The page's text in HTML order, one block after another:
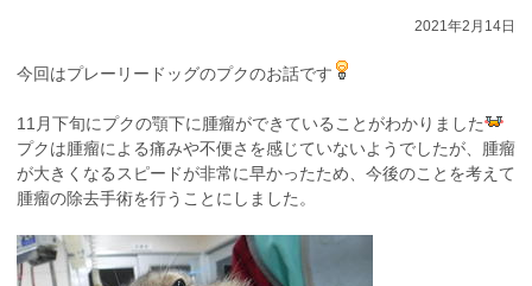
2021年2月14日
今回はプレーリードッグのプクのお話です
11月下旬にプクの顎下に腫瘤ができていることがわかりました
プクは腫瘤による痛みや不便さを感じていないようでしたが、腫瘤
が大きくなるスピードが非常に早かったため、今後のことを考えて
腫瘤の除去手術を行うことにしました。